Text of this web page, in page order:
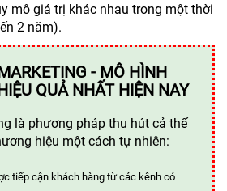
mô giá trị khác nhau trong một thời
2 năm).
- MÔ HÌNH
QUẢ NHẤT HIỆN NAY
là phương pháp thu hút cả thế
hiệu một cách tự nhiên:
tiếp cận khách hàng từ các kênh có